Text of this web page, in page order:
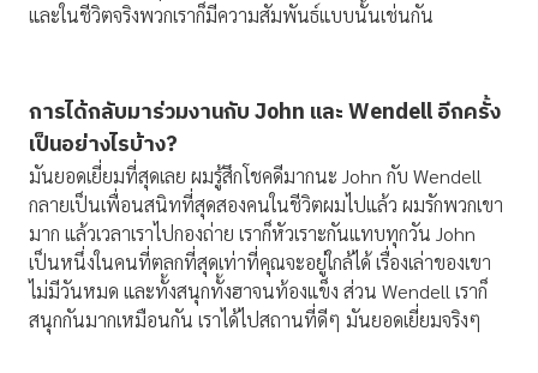
และในชีวิตจริงพวกเราก็มีความสัมพันธ์แบบนั้นเช่นกัน
การได้กลับมาร่วมงานกับJohn และWendellอีกครั้ง
เป็นอย่างไรบ้าง?
มันยอดเยี่ยมที่สุดเลย ผมรู้สึกโชคดีมากนะ John กับ Wendell
กลายเป็นเพื่อนสนิทที่สุดสองคนในชีวิตผมไปแล้ว ผมรักพวกเขา
มาก แล้วเวลาเราไปกองถ่าย เราก็หัวเราะกันแทบทุกวัน John
เป็นหนึ่งในคนที่ตลกที่สุดเท่าที่คุณจะอยู่ใกล้ได้ เรื่องเล่าของเขา
ไม่มีวันหมด และทั้งสนุกทั้งฮาจนท้องแข็ง ส่วน Wendell เราก็
สนุกกันมากเหมือนกัน เราได้ไปสถานที่ดีๆ มันยอดเยี่ยมจริงๆ